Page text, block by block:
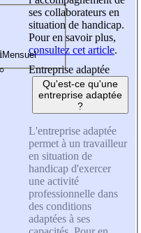
ses collaborateurs en
situation de handicap.
Pour en savoir plus,
consultez cet article.
Entreprise adaptée
Qu'est-ce qu'une
entreprise adaptée
?
L'entreprise adaptée
permet à un travailleur
en situation de
handicap d'exercer
une activité
professionnelle dans
des conditions
adaptées à ses